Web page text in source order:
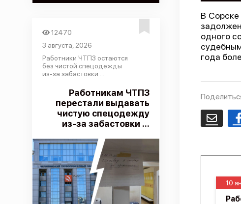
12470
3 августа, 2026
Работники ЧТПЗ остаются
без чистой спецодежды
из-за забастовки ...
Работникам ЧТПЗ
перестали выдавать
чистую спецодежду
из-за забастовки ...
В Сорске
одного
года
Email
10